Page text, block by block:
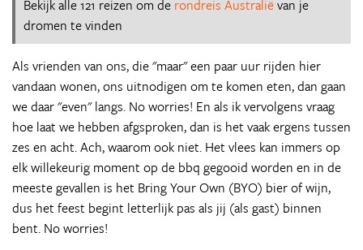
Bekijk alle 121 reizen om de rondreis Australiëvan je
dromen te vinden
Als vrienden van ons, die "maar" een paar uur rijden hier
vandaan wonen, ons uitnodigen om te komen eten, dan gaan
we daar "even" langs. No worries! En als ik vervolgens vraag
hoe laat we hebben afgsproken, dan is het vaak ergens tussen
zes en acht. Ach, waarom ook niet. Het vlees kan immers op
elk willekeurig moment op de bbq gegooid worden en in de
meeste gevallen is het Bring Your Own (BYO) bier of wijn,
dus het feest begint letterlijk pas als jij (als gast) binnen
bent. No worries!